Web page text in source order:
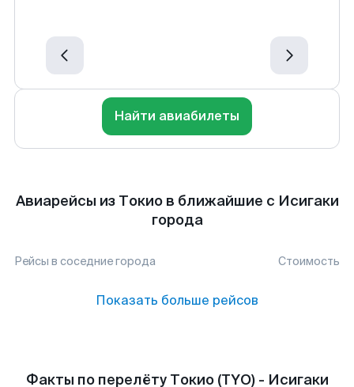
Найти авиабилеты
Авиарейсы из Токио в ближайшие с Исигаки
города
Рейсы в соседние города Стоимость
Показать больше рейсов
Факты по перелёту Токио (TYO) - Исигаки